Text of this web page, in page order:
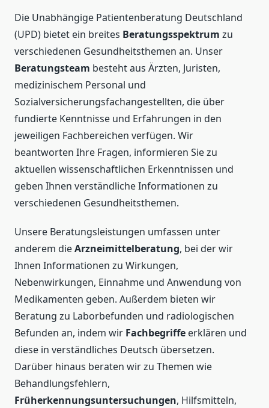
Die Unabhängige Patientenberatung Deutschland
(UPD) bietet ein breites Beratungsspektrum zu
verschiedenen Gesundheitsthemen an. Unser
Beratungsteam besteht aus Ärzten, Juristen,
medizinischem Personal und
Sozialversicherungsfachangestellten, die über
fundierte Kenntnisse und Erfahrungen in den
jeweiligen Fachbereichen verfügen. Wir
beantworten Ihre Fragen, informieren Sie zu
aktuellen wissenschaftlichen Erkenntnissen und
geben Ihnen verständliche Informationen zu
verschiedenen Gesundheitsthemen.
Unsere Beratungsleistungen umfassen unter
anderem dieArzneimittelberatung, bei der wir
Ihnen Informationen zu Wirkungen,
Nebenwirkungen, Einnahme und Anwendung von
Medikamenten geben. Außerdem bieten wir
Beratung zu Laborbefunden und radiologischen
Befunden an, indem wir Fachbegriffe erklären und
diese in verständliches Deutsch übersetzen.
Darüber hinaus beraten wir zu Themen wie
Behandlungsfehlern,
Früherkennungsuntersuchungen, Hilfsmitteln,